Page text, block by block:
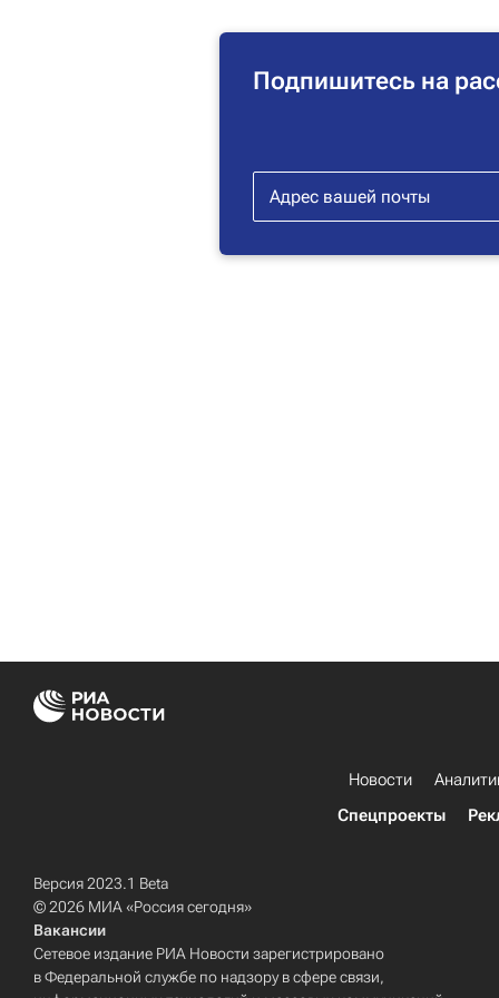
Подпишитесь на
Новости
Спецпроекты
Версия 2023.1 Beta
© 2026 МИА «Россия сегодня»
Вакансии
Сетевое издание РИА Новости зарегистрировано
в Федеральной службе по надзору в сфере связи,